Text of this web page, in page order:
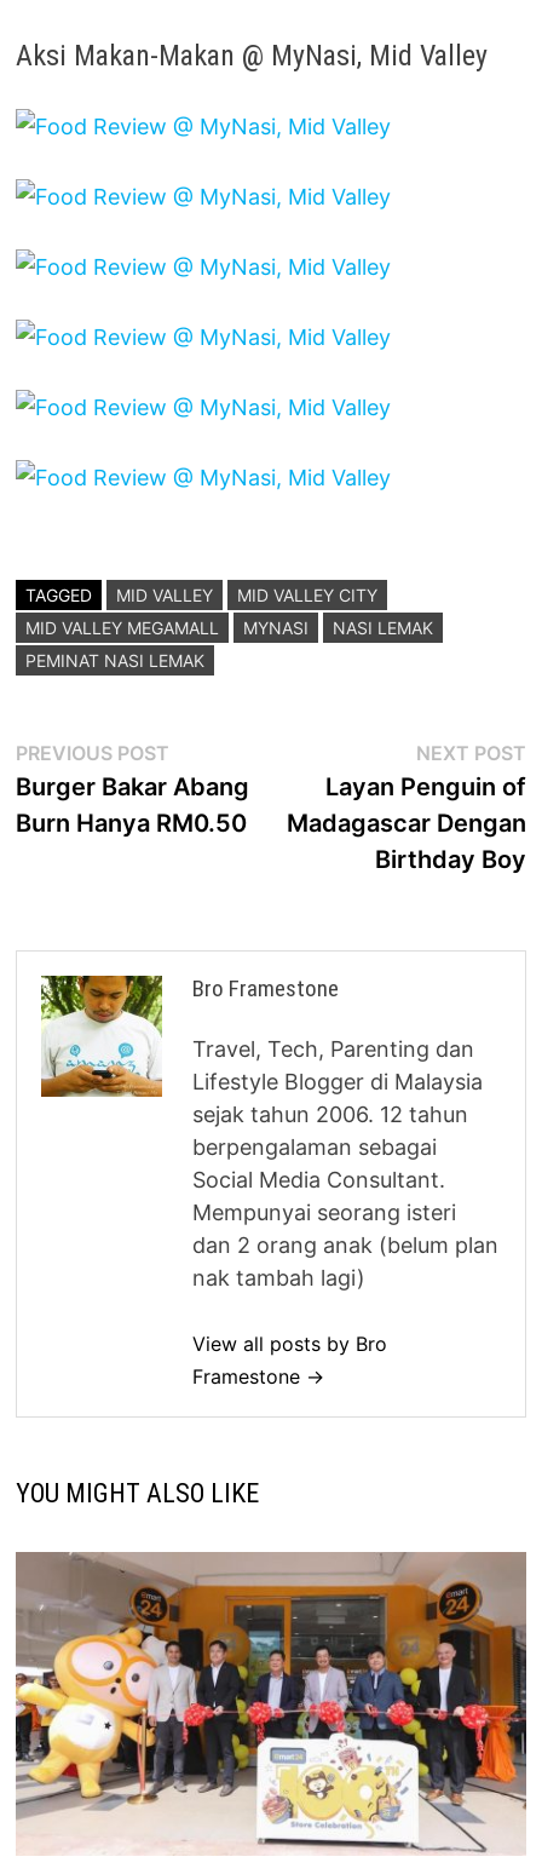
Aksi Makan-Makan @ MyNasi, Mid Valley
TAGGED MID VALLEY
MID VALLEY CITY
MID VALLEY MEGAMALL
MYNASI
NASI LEMAK
PEMINAT NASI LEMAK
Post
navigation
PREVIOUS POST
post:
Burger Bakar Abang
Burn Hanya RM0.50
NEXT POST
Layan Penguin of
Madagascar Dengan
Birthday Boy
Bro Framestone
Travel, Tech, Parenting dan
Lifestyle Blogger di Malaysia
sejak tahun 2006. 12 tahun
berpengalaman sebagai
Social Media Consultant.
Mempunyai seorang isteri
dan 2 orang anak (belum plan
nak tambah lagi)
View all posts by Bro
Framestone →
YOU MIGHT ALSO LIKE